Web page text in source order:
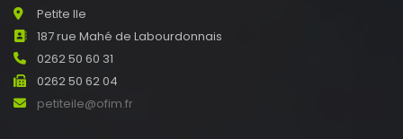
Petite Ile
187 rue Mahé de Labourdonnais
0262 50 60 31
0262 50 62 04
petiteile@ofim.fr